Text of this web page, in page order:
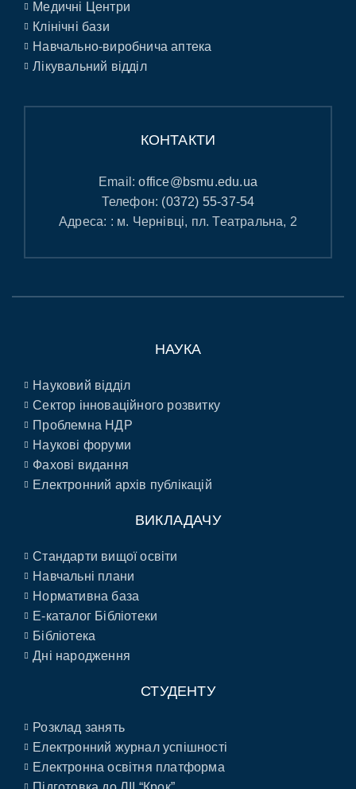
Медичні Центри
Клінічні бази
Навчально-виробнича аптека
Лікувальний відділ
КОНТАКТИ
Email:office@bsmu.edu.ua
Телефон: (0372) 55-37-54
Адреса: : м. Чернівці, пл. Театральна, 2
НАУКА
Науковий відділ
Сектор інноваційного розвитку
Проблемна НДР
Наукові форуми
Фахові видання
Електронний архів публікацій
ВИКЛАДАЧУ
Стандарти вищої освіти
Навчальні плани
Нормативна база
E-каталог Бібліотеки
Бібліотека
Дні народження
СТУДЕНТУ
Розклад занять
Електронний журнал успішності
Електронна освітня платформа